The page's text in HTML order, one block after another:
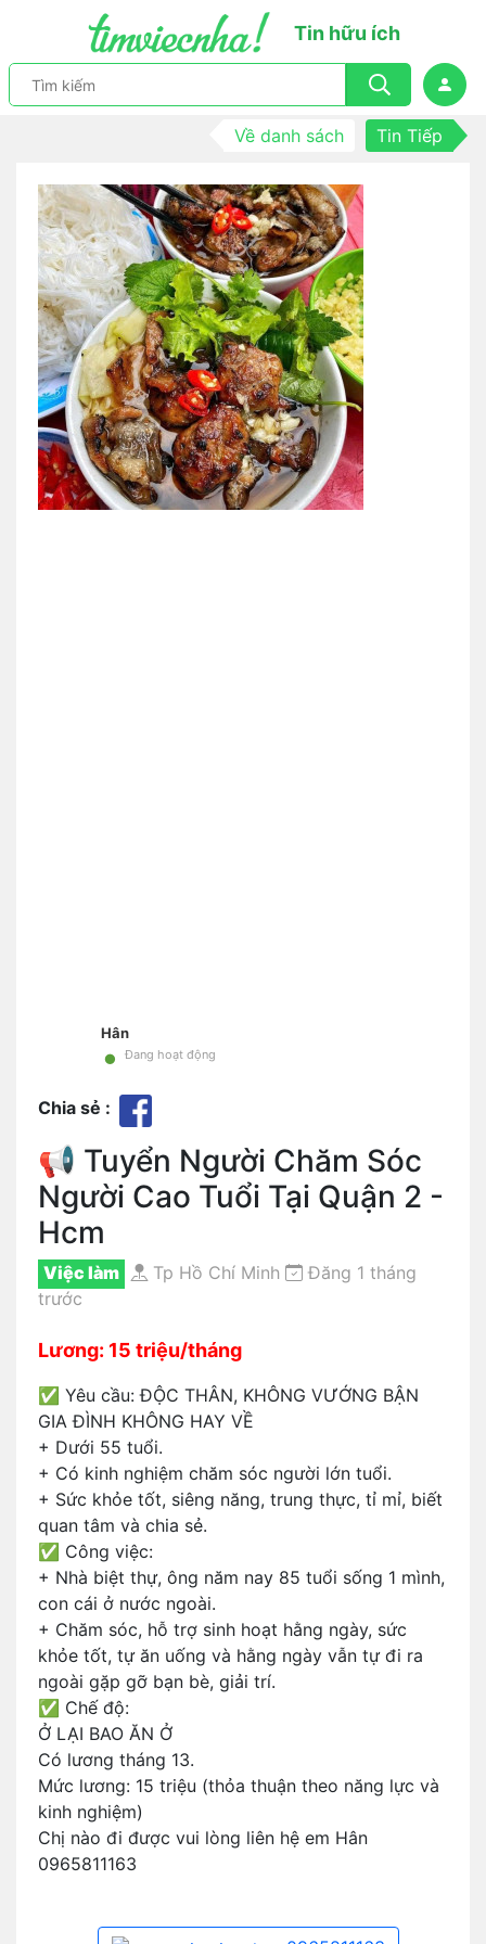
Tin hữu ích
Về danh sách Tin Tiếp
Hân
• Đang hoạt động
Chia sẻ :
📢 Tuyển Người Chăm Sóc
Người Cao Tuổi Tại Quận 2 -
Hcm
Việc làm Tp Hồ Chí Minh
Đăng 1 tháng
trước
Lương: 15 triệu/tháng
✅ Yêu cầu: ĐỘC THÂN, KHÔNG VƯỚNG BẬN
GIA ĐÌNH KHÔNG HAY VỀ
+ Dưới 55 tuổi.
+ Có kinh nghiệm chăm sóc người lớn tuổi.
+ Sức khỏe tốt, siêng năng, trung thực, tỉ mỉ, biết
quan tâm và chia sẻ.
✅ Công việc:
+ Nhà biệt thự, ông năm nay 85 tuổi sống 1 mình,
con cái ở nước ngoài.
+ Chăm sóc, hỗ trợ sinh hoạt hằng ngày, sức
khỏe tốt, tự ăn uống và hằng ngày vẫn tự đi ra
ngoài gặp gỡ bạn bè, giải trí.
✅ Chế độ:
Ở LẠI BAO ĂN Ở
Có lương tháng 13.
Mức lương: 15 triệu (thỏa thuận theo năng lực và
kinh nghiệm)
Chị nào đi được vui lòng liên hệ em Hân
0965811163